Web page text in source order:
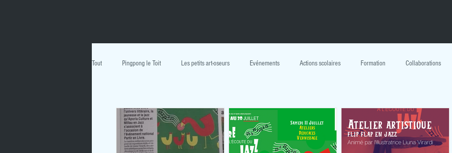
Tout Pingpong le Toit Les petits art-oseurs Evénements Actions scolaires Formation Collaborations